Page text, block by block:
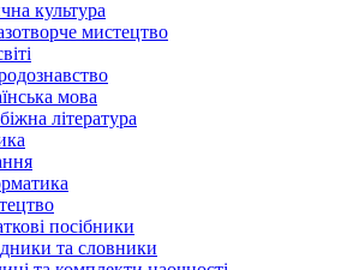
культура
мистецтво
мова
література
посібники
та словники